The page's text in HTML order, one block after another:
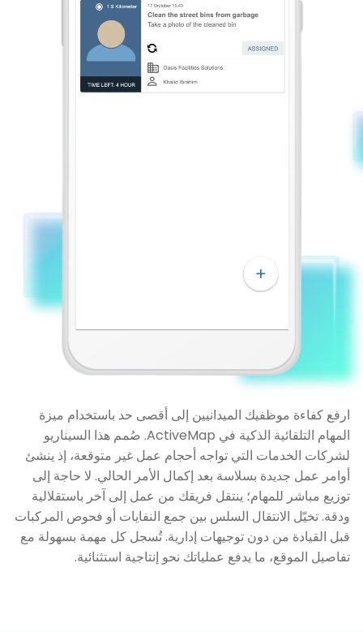
البناء والتجديد
الإشراف على البناء
ارفع كفاءة موظفيك الميدانيين إلى أقصى حد باستخدام ميزة
المهام التلقائية الذكية في ActiveMap. صُمم هذا السيناريو
لشركات الخدمات التي تواجه أحجام عمل غير متوقعة، إذ ينشئ
أوامر عمل جديدة بسلاسة بعد إكمال الأمر الحالي. لا حاجة إلى
توزيع مباشر للمهام؛ ينتقل فريقك من عمل إلى آخر باستقلالية
ودقة. تخيّل الانتقال السلس بين جمع النفايات أو فحوص المركبات
قبل القيادة من دون توجيهات إدارية. تُسجل كل مهمة بسهولة مع
تفاصيل الموقع، ما يدفع عملياتك نحو إنتاجية استثنائية.